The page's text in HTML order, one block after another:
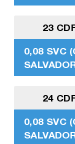
23
0,08 SVC
24
0,08 SVC